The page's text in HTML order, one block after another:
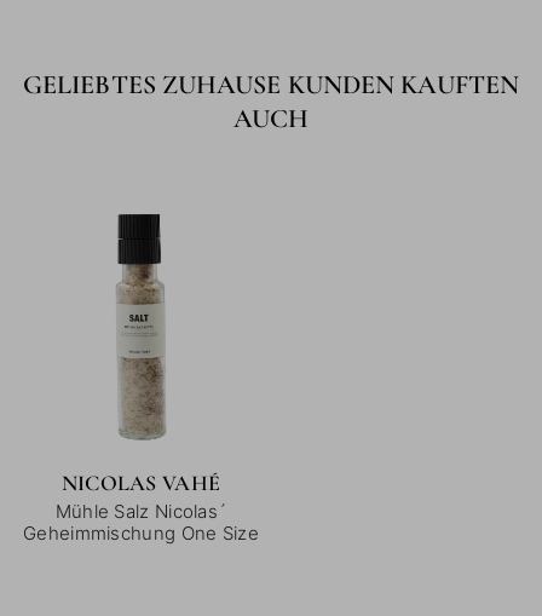
GELIEBTES ZUHAUSE KUNDEN KAUFTEN
AUCH
NICOLAS VAHÉ
Mühle Salz Nicolas´
Geheimmischung One Size